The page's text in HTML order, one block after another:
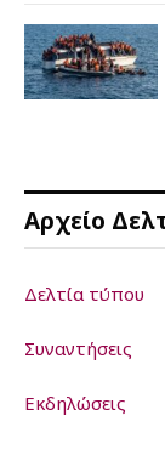
Αρχείο
Δελτία τύπου
Συναντήσεις
Εκδηλώσεις